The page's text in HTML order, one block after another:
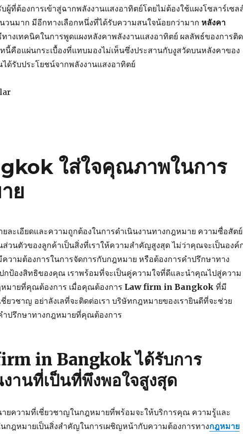
ผู้ที่ต้องการเข้าสู่ฉากพลังงานแสงอาทิตย์โดยไม่ต้องใช้แผงโซลาร์เซล
วนมาก มีอีกทางเลือกหนึ่งที่ได้รับความสนใจน้อยกว่ามาก หลังคา
างเทคนิคในการพูดแผงหลังคาพลังงานแสงอาทิตย์ ผลลัพธ์ของการติด
ทนี้คือแผ่นกระเบื้องที่แทบมองไม่เห็นซึ่งประสานกับงูสวัดบนหลังคาของ
ด้รับประโยชน์จากพลังงานแสงอาทิตย์
ใส่ใจคุณภาพในการ
ย
ายละเอียดและความถูกต้องในการดำเนินงานทางกฎหมาย ความซื่อสัตย์
ส่วนตัวของลูกค้าเป็นสิ่งที่เราให้ความสำคัญสูงสุด ไม่ว่าคุณจะเป็นองค์
วามต้องการในการจัดการกับกฎหมาย หรือต้องการคำปรึกษาทาง
กป้องสิทธิของคุณ เราพร้อมที่จะเป็นคู่ความใจที่ดีและนำคุณไปสู่ความ
หมายที่คุณต้องการ เมื่อคุณต้องการ Law firm in Bangkok ที่มี
ยวชาญ อย่าลังเลที่จะติดต่อเรา บริษัทกฎหมายของเรายินดีที่จะช่วย
ำปรึกษาทางกฎหมายที่คุณต้องการ
in Bangkok ได้รับการ
านที่เป็นที่พึงพอใจสูงสุด
ายความที่เชี่ยวชาญในกฎหมายที่พร้อมจะให้บริการคุณ ความรู้และ
นกฎหมายเป็นสิ่งสำคัญในการเผชิญหน้ากับความต้องการทางกฎหมาย